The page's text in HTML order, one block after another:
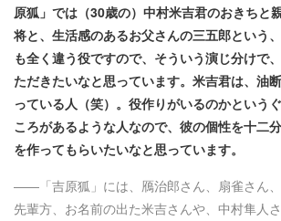
原狐」では（30歳の）中村米吉君のおきちと
将と、生活感のあるお父さんの三五郎という
も全く違う役ですので、そういう演じ分けで
ただきたいなと思っています。米吉君は、油
っている人（笑）。役作りがいるのかという
ころがあるような人なので、彼の個性を十二
を作ってもらいたいなと思っています。
――「吉原狐」には、鴈治郎さん、扇雀さん
先輩方、お名前の出た米吉さんや、中村隼人